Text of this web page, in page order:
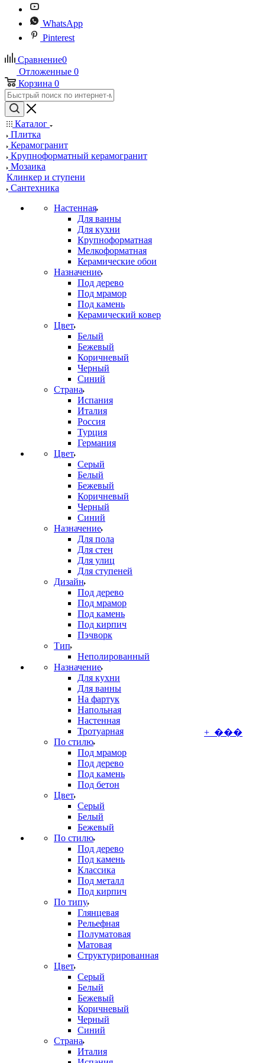
WhatsApp
Pinterest
Сравнение0
Отложенные 0
Корзина 0
Каталог
Плитка
Керамогранит
Крупноформатный керамогранит
Мозаика
Клинкер и ступени
Сантехника
Настенная
Для ванны
Для кухни
Крупноформатная
Мелкоформатная
Керамические обои
Назначение
Под дерево
Под мрамор
Под камень
Керамический ковер
Цвет
Белый
Бежевый
Коричневый
Черный
Синий
Страна
Испания
Италия
Россия
Турция
Германия
Цвет
Серый
Белый
Бежевый
Коричневый
Черный
Синий
Назначение
Для пола
Для стен
Для улиц
Для ступеней
Дизайн
Под дерево
Под мрамор
Под камень
Под кирпич
Пэчворк
Тип
Неполированный
Назначение
Для кухни
Для ванны
На фартук
Напольная
Настенная
Тротуарная
По стилю
Под мрамор
Под дерево
Под камень
Под бетон
Цвет
Серый
Белый
Бежевый
По стилю
Под дерево
Под камень
Классика
Под металл
Под кирпич
По типу
Глянцевая
Рельефная
Полуматовая
Матовая
Структурированная
Цвет
Серый
Белый
Бежевый
Коричневый
Черный
Синий
Страна
Италия
+ ���